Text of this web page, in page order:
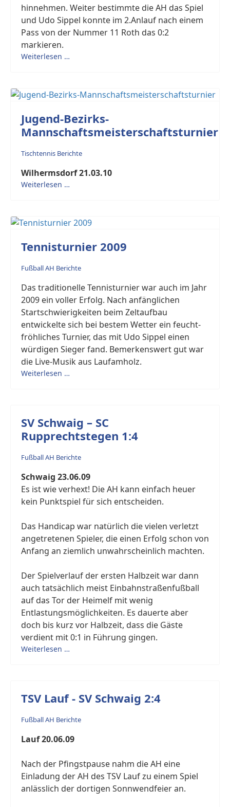
hinnehmen. Weiter bestimmte die AH das Spiel
und Udo Sippel konnte im 2.Anlauf nach einem
Pass von der Nummer 11 Roth das 0:2
markieren.
Weiterlesen …
Jugend-Bezirks-
Mannschaftsmeisterschaftsturnier
Tischtennis Berichte
Wilhermsdorf 21.03.10
Weiterlesen …
Tennisturnier 2009
Fußball AH Berichte
Das traditionelle Tennisturnier war auch im Jahr
2009 ein voller Erfolg. Nach anfänglichen
Startschwierigkeiten beim Zeltaufbau
entwickelte sich bei bestem Wetter ein feucht-
fröhliches Turnier, das mit Udo Sippel einen
würdigen Sieger fand. Bemerkenswert gut war
die Live-Musik aus Laufamholz.
Weiterlesen …
SV Schwaig – SC
Rupprechtstegen 1:4
Fußball AH Berichte
Schwaig 23.06.09
Es ist wie verhext! Die AH kann einfach heuer
kein Punktspiel für sich entscheiden.
Das Handicap war natürlich die vielen verletzt
angetretenen Spieler, die einen Erfolg schon von
Anfang an ziemlich unwahrscheinlich machten.
Der Spielverlauf der ersten Halbzeit war dann
auch tatsächlich meist Einbahnstraßenfußball
auf das Tor der Heimelf mit wenig
Entlastungsmöglichkeiten. Es dauerte aber
doch bis kurz vor Halbzeit, dass die Gäste
verdient mit 0:1 in Führung gingen.
Weiterlesen …
TSV Lauf - SV Schwaig 2:4
Fußball AH Berichte
Lauf 20.06.09
Nach der Pfingstpause nahm die AH eine
Einladung der AH des TSV Lauf zu einem Spiel
anlässlich der dortigen Sonnwendfeier an.